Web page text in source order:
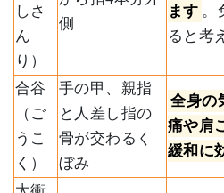
しさ
ん
り）
側
ます 。
ると考
合谷
（ご
うこ
く）
手の甲、親指
と人差し指の
骨が交わるく
ぼみ
全身の
痛や肩
緩和に